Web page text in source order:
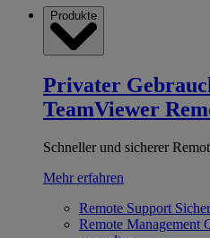
Produkte
Privater
TeamViewer
Schneller und sicherer
Mehr erfahren
Remote Support
Remote Management